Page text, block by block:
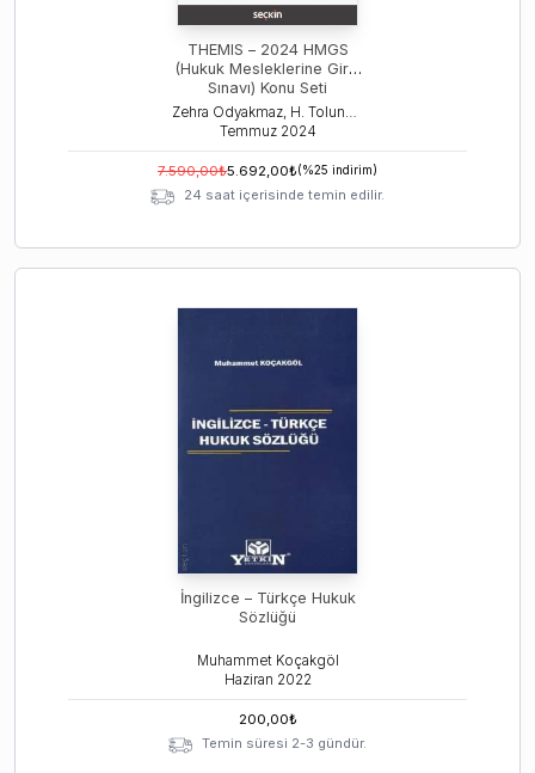
THEMIS – 2024 HMGS
(Hukuk Mesleklerine Giriş
Sınavı) Konu Seti
(Temmuz 2024)
Zehra Odyakmaz, H. Tolunay Ozanemre Yayla, Tamer Bozku
Temmuz 2024
7.590,00₺5.692,00₺(%25 indirim)
24 saat içerisinde temin edilir.
İngilizce – Türkçe Hukuk
Sözlüğü
Muhammet Koçakgöl
Haziran 2022
200,00₺
Temin süresi 2-3 gündür.